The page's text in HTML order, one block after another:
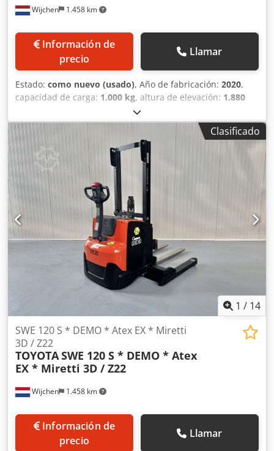
Wijchen 1.458 km
Información de
precio
Llamar
Estado: como nuevo (usado), Año de fabricación: 2020,
capacidad de carga: 1.000 kg, altura de elevación: 1.880
, altura de construcción:1.560 mm
funcionamiento:3.102 h, tipo de combustible:eléctrico,
tipo de mástil:
, Fabricante + modelo: TOYOTA OSE
100 Mástil: 2W1880 Codpfxozq Ul Hs Aavoha ID:
25110.8747 Categoría: Usado Tipo de mástil: 2W Altura
bajada: 1560 mm Altura de elevación: 1880 mm Capacidad:
1000 kg Altura de plataforma: 1200 mm Altura de picking:
2800 mm Elevación inicial: Sí Ancho de cabina: 800 mm
Año: 2020 Horas: 3102 horas Capacidad: 24V / 620Ah
Opciones: ¡con puertas de SEGURIDAD!
Clasificado
1 / 14
Wijchen 1.458 km
SWE 120 S * DEMO * Atex EX * Miretti
3D / Z22
TOYOTASWE 120 S * DEMO * Atex
EX * Miretti 3D / Z22
Información de
precio
Llamar